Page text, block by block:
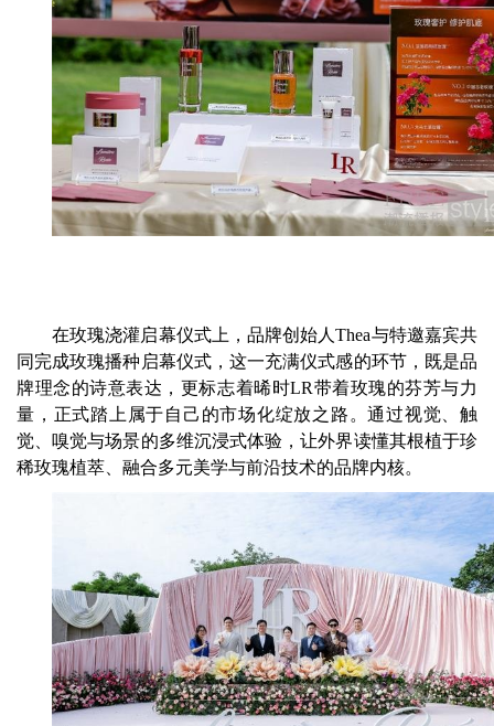
在玫瑰浇灌启幕仪式上，品牌创始人Thea与特邀嘉宾共
同完成玫瑰播种启幕仪式，这一充满仪式感的环节，既是品
牌理念的诗意表达，更标志着晞时LR带着玫瑰的芬芳与力
量，正式踏上属于自己的市场化绽放之路。通过视觉、触
觉、嗅觉与场景的多维沉浸式体验，让外界读懂其根植于珍
稀玫瑰植萃、融合多元美学与前沿技术的品牌内核。